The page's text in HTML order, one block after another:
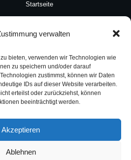
verwalten
bieten, verwenden wir Technologien wie
zu speichern und/oder darauf
zustimmst, können wir Daten
IDs auf dieser Website verarbeiten.
erteilst oder zurückziehst, können
beeinträchtigt werden.
Akzeptieren
Ablehnen
Startseite
Angebote
Kontakt
mainz-laubenheim.de